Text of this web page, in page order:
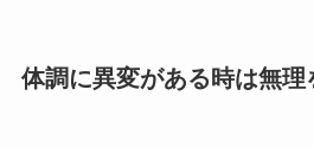
体調に異変がある時は無理